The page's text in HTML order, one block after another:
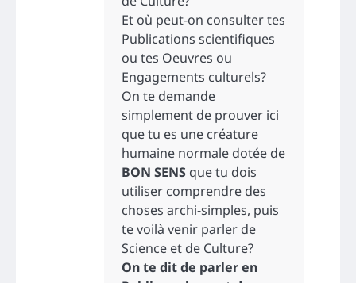
Et où peut-on consulter tes
Publications scientifiques
ou tes Oeuvres ou
Engagements culturels?
On te demande
simplement de prouver ici
que tu es une créature
humaine normale dotée de
BON SENS que tu dois
utiliser comprendre des
choses archi-simples, puis
te voilà venir parler de
Science et de Culture?
On te dit de parler en